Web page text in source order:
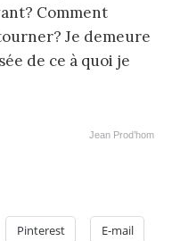
Comment
Je demeure
de ce à quoi je
Jean Prod’hom
Pinterest E-mail